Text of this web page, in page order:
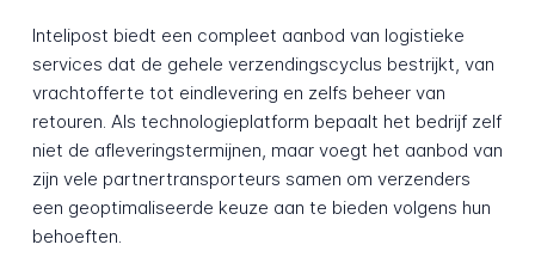
Intelipost biedt een compleet aanbod van logistieke
services dat de gehele verzendingscyclus bestrijkt, van
vrachtofferte tot eindlevering en zelfs beheer van
retouren. Als technologieplatform bepaalt het bedrijf zelf
niet de afleveringstermijnen, maar voegt het aanbod van
zijn vele partnertransporteurs samen om verzenders
een geoptimaliseerde keuze aan te bieden volgens hun
behoeften.